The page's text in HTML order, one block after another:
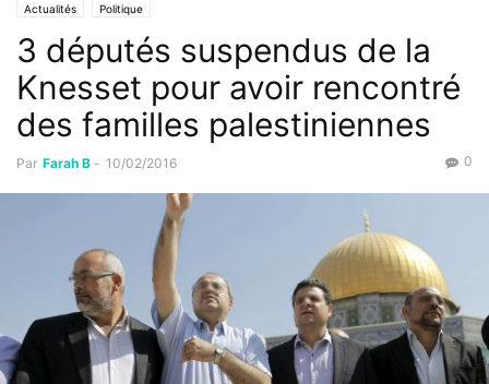
Actualités Politique
3 députés suspendus de la
Knesset pour avoir rencontré
des familles palestiniennes
Par Farah B - 10/02/2016 0